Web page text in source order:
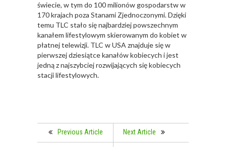
świecie, w tym do 100 milionów gospodarstw w
170 krajach poza Stanami Zjednoczonymi. Dzięki
temu TLC stało się najbardziej powszechnym
kanałem lifestylowym skierowanym do kobiet w
płatnej telewizji. TLC w USA znajduje się w
pierwszej dziesiątce kanałów kobiecych i jest
jedną z najszybciej rozwijających się kobiecych
stacji lifestylowych.
Previous Article Next Article